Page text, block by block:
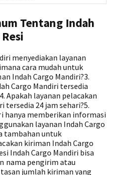
Tentang Indah
menyediakan layanan
cara mudah untuk
Indah Cargo Mandiri?3.
Cargo Mandiri tersedia
Apakah layanan pelacakan
tersedia 24 jam sehari?5.
hanya memberikan informasi
layanan Indah Cargo
tambahan untuk
kiriman Indah Cargo
Indah Cargo Mandiri bisa
nama pengirim atau
jumlah kiriman yang